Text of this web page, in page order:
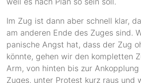
Im Zug ist dann aber schnell klar,
am anderen Ende des Zuges sind.
panische Angst hat, dass der Zug
könnte, gehen wir den kompletten
Arm, von hinten bis zur
Zuges, unter Protest kurz raus und